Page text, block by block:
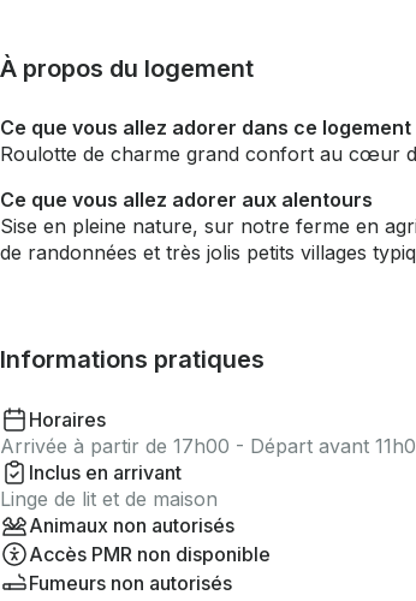
À propos du logement
Ce que vous allez adorer dans ce logement
Roulotte de charme grand confort au cœur
Ce que vous allez adorer aux alentours
Sise en pleine nature, sur notre ferme en
de randonnées et très jolis petits villages
Informations pratiques
Horaires
Arrivée à partir de 17h00 - Départ avant
Inclus en arrivant
Linge de lit et de maison
Animaux non autorisés
Accès PMR non disponible
Fumeurs non autorisés